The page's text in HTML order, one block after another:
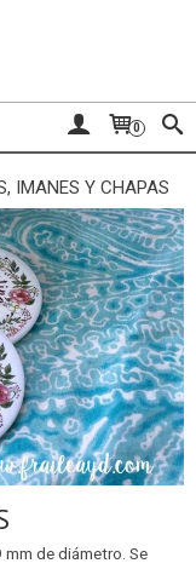
0
IMANES Y CHAPAS
de diámetro. Se